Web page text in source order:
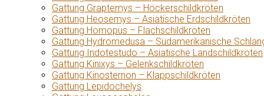
Gattung Graptemys – Höckerschildkröten
Gattung Heosemys – Asiatische Erdschildkröten
Gattung Homopus – Flachschildkröten
Gattung Hydromedusa – Südamerikanische
Gattung Indotestudo – Asiatische Landschildkröten
Gattung Kinixys – Gelenkschildkröten
Gattung Kinosternon – Klappschildkröten
Gattung Lepidochelys